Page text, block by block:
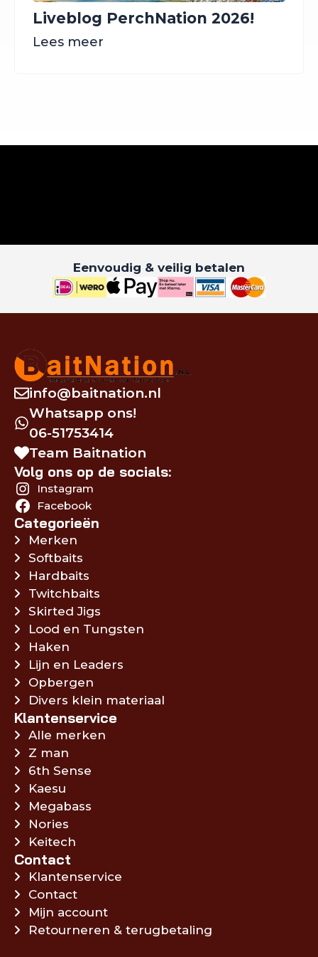
Liveblog PerchNation 2026!
Lees meer
Eenvoudig & veilig betalen
info@baitnation.nl
Whatsapp ons!
06-51753414
Team Baitnation
Volg ons op de socials:
Instagram
Facebook
Categorieën
Merken
Softbaits
Hardbaits
Twitchbaits
Skirted Jigs
Lood en Tungsten
Haken
Lijn en Leaders
Opbergen
Divers klein materiaal
Klantenservice
Alle merken
Z man
6th Sense
Kaesu
Megabass
Nories
Keitech
Contact
Klantenservice
Contact
Mijn account
Retourneren & terugbetaling